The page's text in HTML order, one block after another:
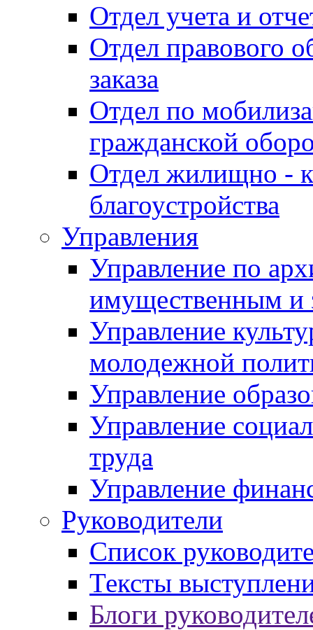
Отдел учета и
Отдел правового
заказа
Отдел по
гражданской
Отдел жилищно -
благоустройства
Управления
Управление по
имущественным и
Управление
молодежной
Управление
Управление
труда
Управление
Руководители
Список
Тексты
Блоги